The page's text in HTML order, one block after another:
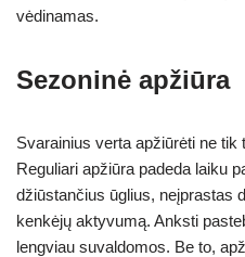
vėdinamas.
Sezoninė apžiūra
Svarainius verta apžiūrėti ne tik
Reguliari apžiūra padeda laiku
džiūstančius ūglius, neįprastas
kenkėjų aktyvumą. Anksti
lengviau suvaldomos. Be to,